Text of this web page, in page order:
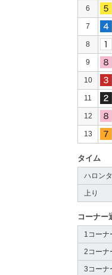
6
7
8
9
10
11
12
13
タイム
ハロン
上り
コーナー
1コーナ
2コーナ
3コーナ